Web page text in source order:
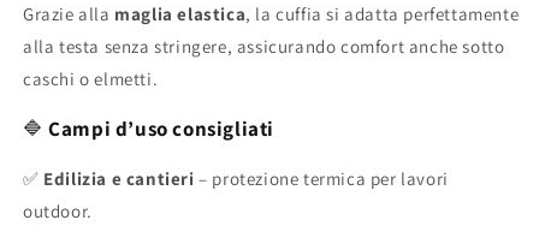
Grazie alla maglia elastica, la cuffia si adatta perfettamente
alla testa senza stringere, assicurando comfort anche sotto
caschi o elmetti.
🔷Campi d’uso consigliati
✅ Edilizia e cantieri – protezione termica per lavori
outdoor.